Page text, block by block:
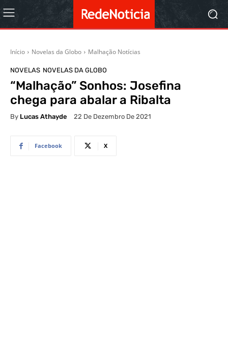
Início Novelas da Globo Malhação Notícias
NOVELAS NOVELAS DA GLOBO
“Malhação” Sonhos: Josefina
chega para abalar a Ribalta
By Lucas Athayde 22 De Dezembro De 2021
Facebook X